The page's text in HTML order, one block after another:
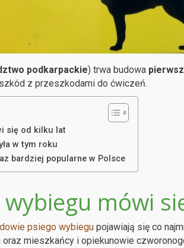
podkarpackie) trwa budowa
z przeszkodami do ćwiczeń.
się od kilku lat
w tym roku
bardziej popularne w Polsce
mówi
psiego wybiegupojawiają się co
oraz mieszkańcy i opiekunowie